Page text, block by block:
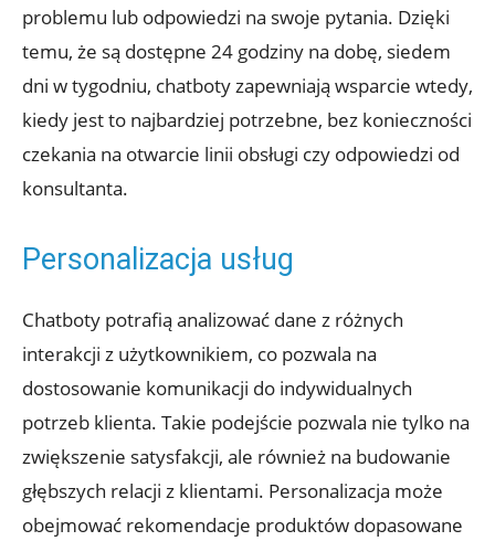
problemu lub odpowiedzi na swoje pytania. Dzięki
temu, że są dostępne 24 godziny na dobę, siedem
dni w tygodniu, chatboty zapewniają wsparcie wtedy,
kiedy jest to najbardziej potrzebne, bez konieczności
czekania na otwarcie linii obsługi czy odpowiedzi od
konsultanta.
Personalizacja usług
Chatboty potrafią analizować dane z różnych
interakcji z użytkownikiem, co pozwala na
dostosowanie komunikacji do indywidualnych
potrzeb klienta. Takie podejście pozwala nie tylko na
zwiększenie satysfakcji, ale również na budowanie
głębszych relacji z klientami. Personalizacja może
obejmować rekomendacje produktów dopasowane